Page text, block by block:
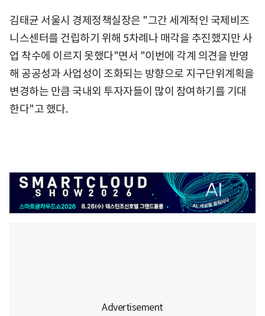
김태균 서울시 경제정책실장은 "그간 세계적인 국제비즈
니스센터를 건립하기 위해 5차례나 매각을 추진했지만 사
업 착수에 이르지 못했다"면서 "이번에 각계 의견을 반영
해 공공성과 사업성이 조화되는 방향으로 지구단위계획을
변경하는 만큼 국내외 투자자들이 많이 참여하기를 기대
한다"고 했다.